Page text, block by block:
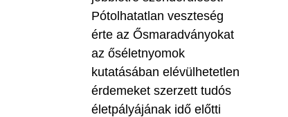
Pótolhatatlan veszteség
érte az Ősmaradványokat
az őséletnyomok
kutatásában elévülhetetlen
érdemeket szerzett tudós
életpályájának idő előtti